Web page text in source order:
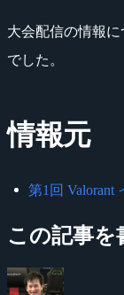
大会配信の情報
でした。
情報元
第1回 Valorant
この記事を